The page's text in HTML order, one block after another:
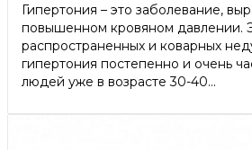
Гипертония – это заболевание,
повышенном кровяном давлении.
распространенных и коварных
гипертония постепенно и очень
людей уже в возрасте 30-40...